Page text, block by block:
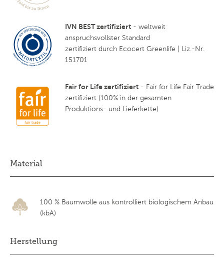
IVN BEST zertifiziert - weltweit
anspruchsvollster Standard
zertifiziert durch Ecocert Greenlife | Liz.-Nr.
151701
Fair for Life zertifiziert - Fair for Life Fair Trade
zertifiziert (100% in der gesamten
Produktions- und Lieferkette)
Material
100 % Baumwolle aus kontrolliert biologischem Anbau
(kbA)
Herstellung